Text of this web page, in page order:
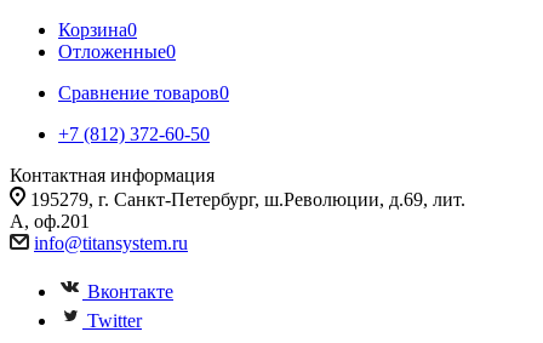
Корзина0
Отложенные0
Сравнение товаров0
+7 (812) 372-60-50
Контактная информация
195279, г. Санкт-Петербург, ш.Революции, д.69, лит.
А, оф.201
info@titansystem.ru
Вконтакте
Twitter